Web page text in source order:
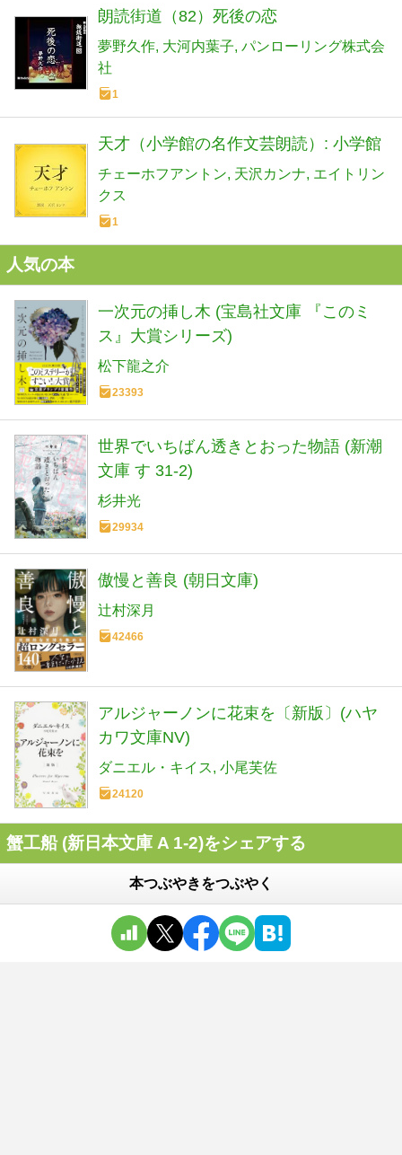
朗読街道（82）死後の恋
夢野久作 大河内葉子 パンローリング株式会
社
1
天才（小学館の名作文芸朗読）: 小学館
チェーホフアントン 天沢カンナ エイトリン
クス
1
人気の本
一次元の挿し木 (宝島社文庫 『このミ
ス』大賞シリーズ)
松下龍之介
23393
世界でいちばん透きとおった物語 (新潮
文庫 す 31-2)
杉井光
29934
傲慢と善良 (朝日文庫)
辻村深月
42466
アルジャーノンに花束を〔新版〕(ハヤ
カワ文庫NV)
ダニエル・キイス 小尾芙佐
24120
蟹工船 (新日本文庫 A 1-2)をシェアする
本つぶやきをつぶやく